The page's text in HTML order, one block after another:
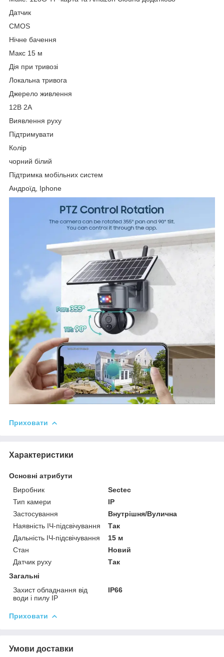
Датчик
CMOS
Нічне бачення
Макс 15 м
Дія при тривозі
Локальна тривога
Джерело живлення
12В 2А
Виявлення руху
Підтримувати
Колір
чорний білий
Підтримка мобільних систем
Андроїд, Iphone
Приховати
Характеристики
Основні атрибути
Виробник
Sectec
Тип камери
IP
Застосування
Внутрішня/Вулична
Наявність ІЧ-підсвічування
Так
Дальність ІЧ-підсвічування
15 м
Стан
Новий
Датчик руху
Так
Загальні
Захист обладнання від
води і пилу IP
IP66
Приховати
Умови доставки